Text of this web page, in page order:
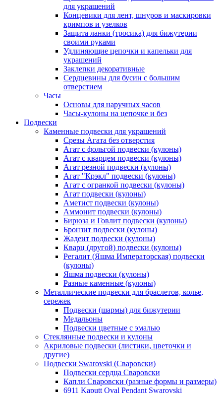
для украшений
Концевики для лент, шнуров и маскировки
кримпов и узелков
Защита ланки (тросика) для бижутерии
своими руками
Удлиняющие цепочки и капельки для
украшений
Заклепки декоративные
Сердцевины для бусин с большим
отверстием
Часы
Основы для наручных часов
Часы-кулоны на цепочке и без
Подвески
Каменные подвески для украшений
Срезы Агата без отверстия
Агат с фольгой подвески (кулоны)
Агат с кварцем подвески (кулоны)
Агат резной подвески (кулоны)
Агат "Крэкл" подвески (кулоны)
Агат с огранкой подвески (кулоны)
Агат подвески (кулоны)
Аметист подвески (кулоны)
Аммонит подвески (кулоны)
Бирюза и Говлит подвески (кулоны)
Бронзит подвески (кулоны)
Жадеит подвески (кулоны)
Кварц (другой) подвески (кулоны)
Регалит (Яшма Императорская) подвески
(кулоны)
Яшма подвески (кулоны)
Разные каменные (кулоны)
Металлические подвески для браслетов, колье,
сережек
Подвески (шармы) для бижутерии
Медальоны
Подвески цветные с эмалью
Стеклянные подвески и кулоны
Акриловые подвески (листики, цветочки и
другие)
Подвески Swarovski (Сваровски)
Подвески сердца Сваровски
Капли Сваровски (разные формы и размеры)
6911 Kaputt Oval Pendant Swarovski